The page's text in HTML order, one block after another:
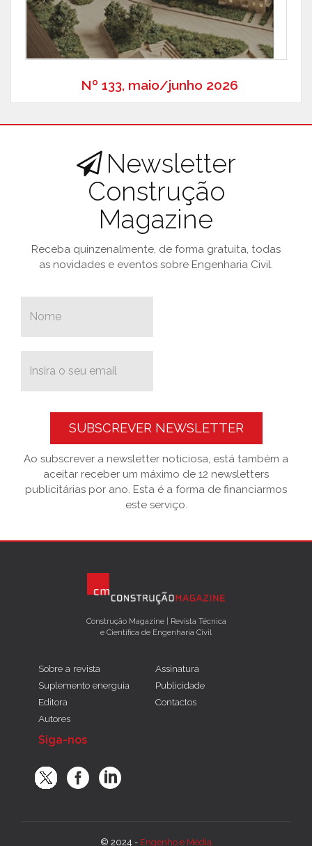
Nº 133, maio/junho 2026
Newsletter
Construção
Magazine
Receba quinzenalmente, de forma gratuita, todas
as novidades e eventos sobre Engenharia Civil.
SUBSCREVER NEWSLETTER
Ao subscrever a newsletter noticiosa, está também a
aceitar receber um máximo de 12 newsletters
publicitárias por ano. Esta é a forma de financiarmos
este serviço.
Construção Magazine | Revista Técnica
e Científica de Engenharia Civil
Sobre a revista
Suplemento energuia
Editora
Autores
Assinatura
Publicidade
Contactos
Siga-nos
© 2024 - Engenho e Média